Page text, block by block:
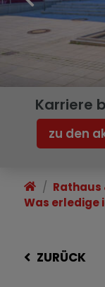
Karriere
zu den
Rathaus
Was erledige
ZURÜCK